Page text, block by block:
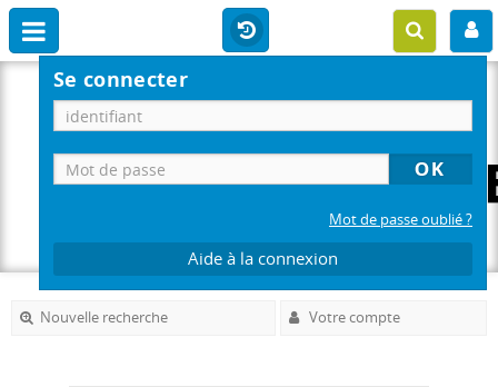
Se connecter
Mot de passe oublié ?
Aide à la connexion
Nouvelle recherche Votre compte